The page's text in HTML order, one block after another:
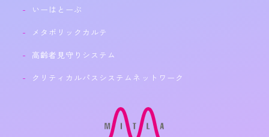
いーはとーぶ
メタボリックカルテ
高齢者見守りシステム
クリティカルパスシステムネットワーク